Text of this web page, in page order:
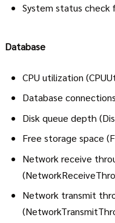
System status check
Database
CPU utilization
Database
Disk queue depth
Free storage space
Network receive
Network transmit